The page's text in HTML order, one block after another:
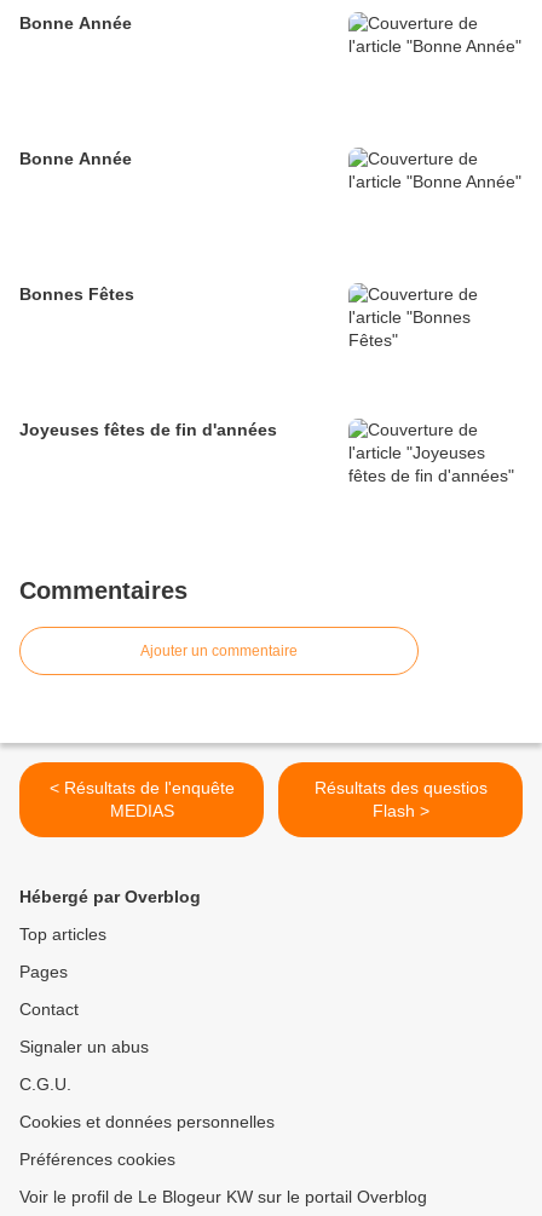
Bonne Année
Bonne Année
Bonnes Fêtes
Joyeuses fêtes de fin d'années
Commentaires
Ajouter un commentaire
< Résultats de l'enquête
MEDIAS
Résultats des questios
Flash >
Hébergé par Overblog
Top articles
Pages
Contact
Signaler un abus
C.G.U.
Cookies et données personnelles
Préférences cookies
Voir le profil de Le Blogeur KW sur le portail Overblog